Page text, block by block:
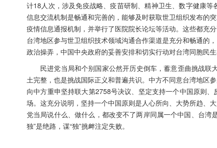
计18人次，涉及免疫战略、疫苗研制、精神卫生、数字健康
信息交流机制是畅通和完善的，能够及时获取世卫组织发布的
疫情信息通报机制，并举行了医院院长论坛等活动。这些都充
台湾地区参与世卫组织技术领域沟通合作渠道是充分和畅通的
政治操弄，中国中央政府的妥善安排和切实行动对台湾同胞民
民进党当局和个别国家公然开历史倒车，蓄意歪曲挑战
土完整，也是挑战国际正义和普遍共识。中方不同意台湾地区
向中方重申坚持联大第2758号决议、坚定支持一个中国原则
场。这充分说明，坚持一个中国原则是人心所向、大势所趋、
党当局说什么、做什么，都改变不了两岸同属一个中国、台
独”是绝路，谋“独”挑衅注定失败。